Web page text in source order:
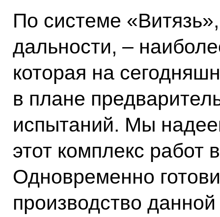
По системе
дальности, –
которая на
в плане
испытаний. Мы
этот комплекс работ
Одновременно
производство